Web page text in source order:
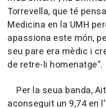
Torrevella, que té
Medicina en la UMH
apassiona este món,
seu pare era mèdic i
de retre-li homenatge".
Per la seua banda,
aconseguit un 9,74 en